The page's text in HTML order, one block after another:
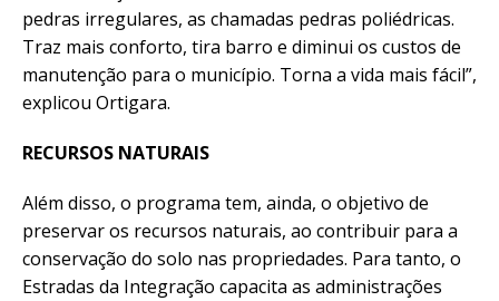
pedras irregulares, as chamadas pedras poliédricas.
Traz mais conforto, tira barro e diminui os custos de
manutenção para o município. Torna a vida mais fácil”,
explicou Ortigara.
RECURSOS NATURAIS
Além disso, o programa tem, ainda, o objetivo de
preservar os recursos naturais, ao contribuir para a
conservação do solo nas propriedades. Para tanto, o
Estradas da Integração capacita as administrações